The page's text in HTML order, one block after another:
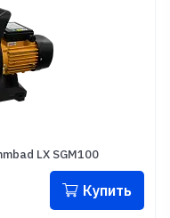
LX SGM100
Купить